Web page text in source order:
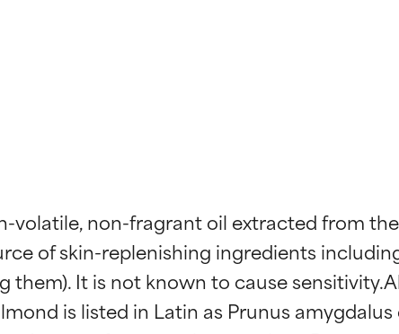
volatile, non-fragrant oil extracted from
of skin-replenishing ingredients
It is not known to cause
is listed in Latin as Prunus